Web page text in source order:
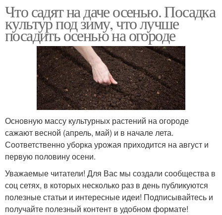
Что садят на даче осенью. Посадка
культур под зиму, что лучше
посадить осенью на огороде
Основную массу культурных растений на огороде
сажают весной (апрель, май) и в начале лета.
Соответственно уборка урожая приходится на август и
первую половину осени.
Уважаемые читатели! Для Вас мы создали сообщества в
соц сетях, в которых несколько раз в день публикуются
полезные статьи и интересные идеи! Подписывайтесь и
получайте полезный контент в удобном формате!